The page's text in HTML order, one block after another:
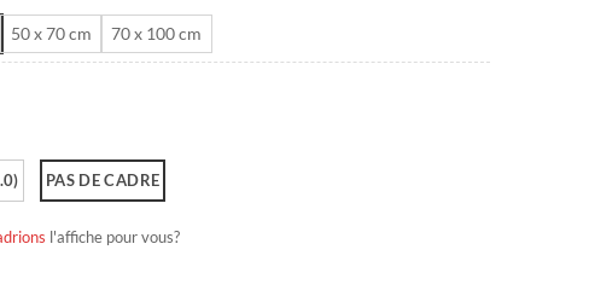
50 x 70 cm 70 x 100 cm
PAS DE CADRE
l'affiche pour vous?